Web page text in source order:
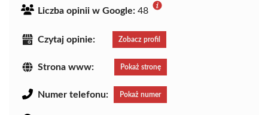
Liczba opinii w Google: 48
Czytaj opinie: Zobacz profil
Strona www: Pokaż stronę
Numer telefonu: Pokaż numer